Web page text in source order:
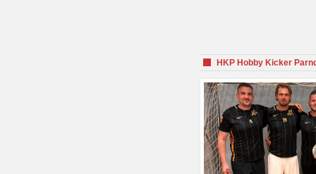
HKP Hobby Kicker